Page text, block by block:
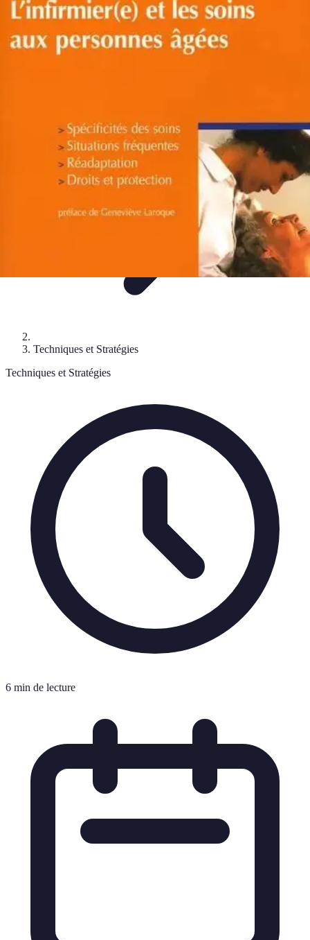
Guide Rubik Cube
Tutoriels DébutantComparatifs Informatif Tendances
Techniques et Stratégies
Techniques et Stratégies
6 min de lecture